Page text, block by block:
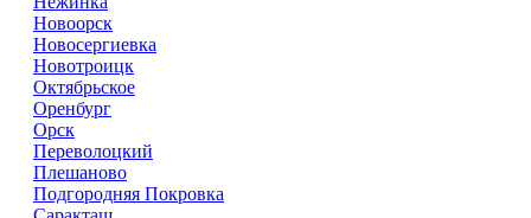
Новоорск
Новосергиевка
Новотроицк
Октябрьское
Оренбург
Орск
Переволоцкий
Плешаново
Подгородняя Покровка